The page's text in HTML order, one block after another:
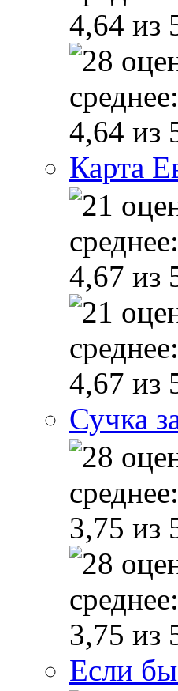
Карта
Сучка
Если